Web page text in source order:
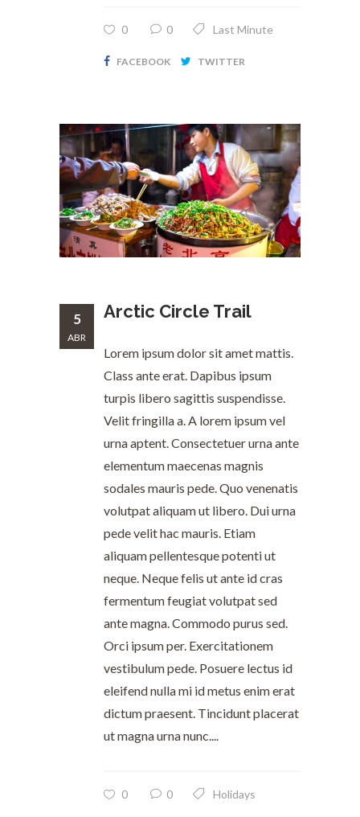
0 0 Last Minute
FACEBOOK TWITTER
5
ABR
Arctic Circle Trail
Lorem ipsum dolor sit amet mattis.
Class ante erat. Dapibus ipsum
turpis libero sagittis suspendisse.
Velit fringilla a. A lorem ipsum vel
urna aptent. Consectetuer urna ante
elementum maecenas magnis
sodales mauris pede. Quo venenatis
volutpat aliquam ut libero. Dui urna
pede velit hac mauris. Etiam
aliquam pellentesque potenti ut
neque. Neque felis ut ante id cras
fermentum feugiat volutpat sed
ante magna. Commodo purus sed.
Orci ipsum per. Exercitationem
vestibulum pede. Posuere lectus id
eleifend nulla mi id metus enim erat
dictum praesent. Tincidunt placerat
ut magna urna nunc....
0 0 Holidays